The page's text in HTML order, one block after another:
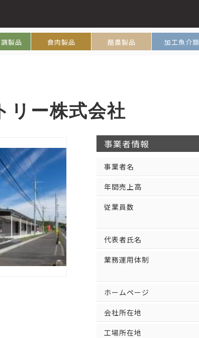
リー株式会社
事業者情報
事業者名
年間売上高
従業員数
代表者氏名
業務運用体制
ホームページ
会社所在地
工場所在地
製品 食肉製品 酪農製品 加工魚介類